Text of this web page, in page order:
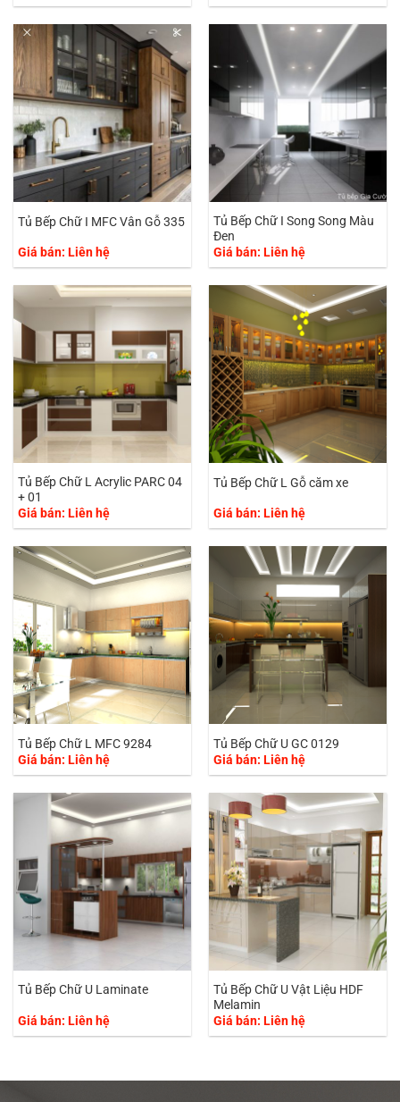
Tủ Bếp Chữ I MFC Vân Gỗ 335
Giá bán: Liên hệ
Tủ Bếp Chữ I Song Song Màu
Đen
Giá bán: Liên hệ
Tủ Bếp Chữ L Acrylic PARC 04
+ 01
Giá bán: Liên hệ
Tủ Bếp Chữ L Gỗ căm xe
Giá bán: Liên hệ
Tủ Bếp Chữ L MFC 9284
Giá bán: Liên hệ
Tủ Bếp Chữ U GC 0129
Giá bán: Liên hệ
Tủ Bếp Chữ U Laminate
Giá bán: Liên hệ
Tủ Bếp Chữ U Vật Liệu HDF
Melamin
Giá bán: Liên hệ